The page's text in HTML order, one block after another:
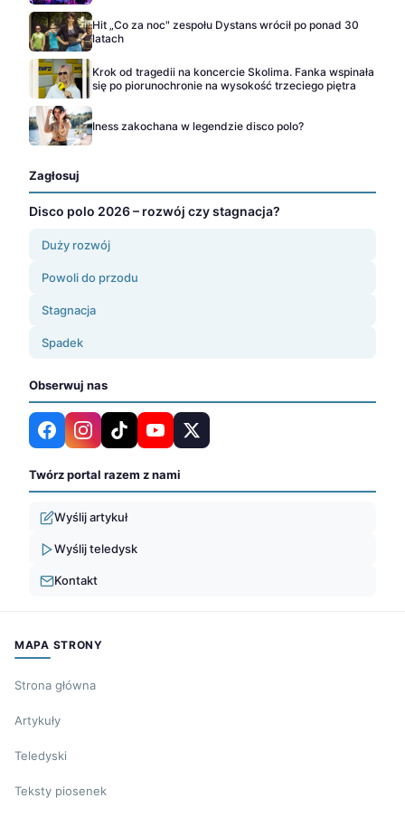
Hit „Co za noc" zespołu Dystans wrócił po ponad 30
latach
Krok od tragedii na koncercie Skolima. Fanka wspinała
się po piorunochronie na wysokość trzeciego piętra
Iness zakochana w legendzie disco polo?
Zagłosuj
Disco polo 2026 – rozwój czy stagnacja?
Duży rozwój
Powoli do przodu
Stagnacja
Spadek
Obserwuj nas
Twórz portal razem z nami
Wyślij artykuł
Wyślij teledysk
Kontakt
MAPA STRONY
Strona główna
Artykuły
Teledyski
Teksty piosenek